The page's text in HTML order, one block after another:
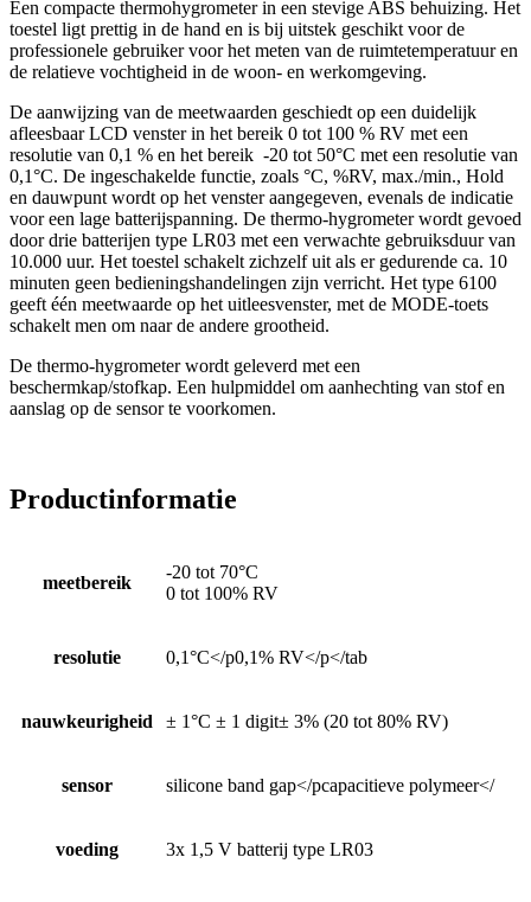
Een compacte thermohygrometer in een stevige ABS behuizing. Het
toestel ligt prettig in de hand en is bij uitstek geschikt voor de
professionele gebruiker voor het meten van de ruimtetemperatuur en
de relatieve vochtigheid in de woon- en werkomgeving.
De aanwijzing van de meetwaarden geschiedt op een duidelijk
afleesbaar LCD venster in het bereik 0 tot 100 % RV met een
resolutie van 0,1 % en het bereik -20 tot 50°C met een resolutie van
0,1°C. De ingeschakelde functie, zoals °C, %RV, max./min., Hold
en dauwpunt wordt op het venster aangegeven, evenals de indicatie
voor een lage batterijspanning. De thermo-hygrometer wordt gevoed
door drie batterijen type LR03 met een verwachte gebruiksduur van
10.000 uur. Het toestel schakelt zichzelf uit als er gedurende ca. 10
minuten geen bedieningshandelingen zijn verricht. Het type 6100
geeft één meetwaarde op het uitleesvenster, met de MODE-toets
schakelt men om naar de andere grootheid.
De thermo-hygrometer wordt geleverd met een
beschermkap/stofkap. Een hulpmiddel om aanhechting van stof en
aanslag op de sensor te voorkomen.
Productinformatie
meetbereik
-20 tot 70°C
0 tot 100% RV
resolutie 0,1°C</p0,1% RV</p</tab
nauwkeurigheid ± 1°C ± 1 digit± 3% (20 tot 80% RV)
sensor silicone band gap</pcapacitieve polymeer</
voeding 3x 1,5 V batterij type LR03